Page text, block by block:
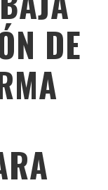
DE